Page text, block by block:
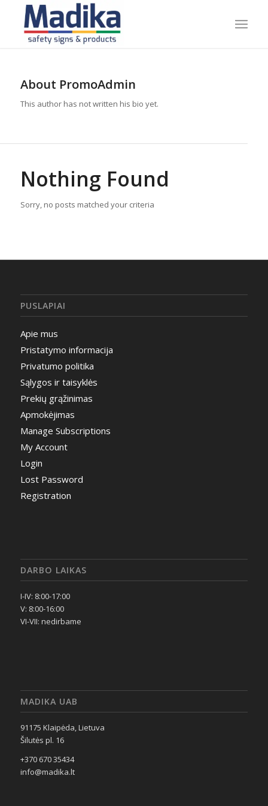
About PromoAdmin
This author has not written his bio yet.
Nothing Found
Sorry, no posts matched your criteria
PUSLAPIAI
Apie mus
Pristatymo informacija
Privatumo politika
Sąlygos ir taisyklės
Prekių grąžinimas
Apmokėjimas
Manage Subscriptions
My Account
Login
Lost Password
Registration
DARBO LAIKAS
I-IV: 8:00-17:00
V: 8:00-16:00
VI-VII: nedirbame
MADIKA UAB
91175 Klaipėda, Lietuva
Šilutės pl. 16
+370 670 35434
info@madika.lt